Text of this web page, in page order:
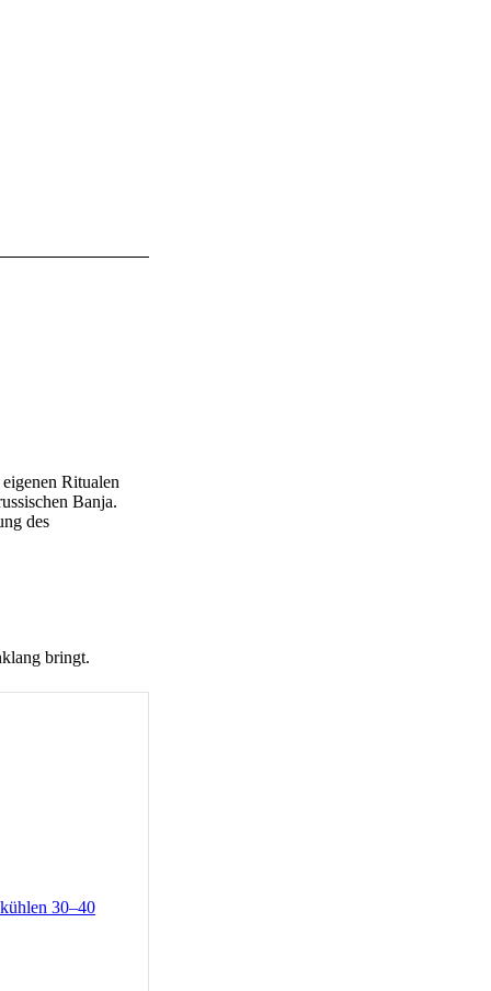
Ritualen
Banja.
des
bringt.